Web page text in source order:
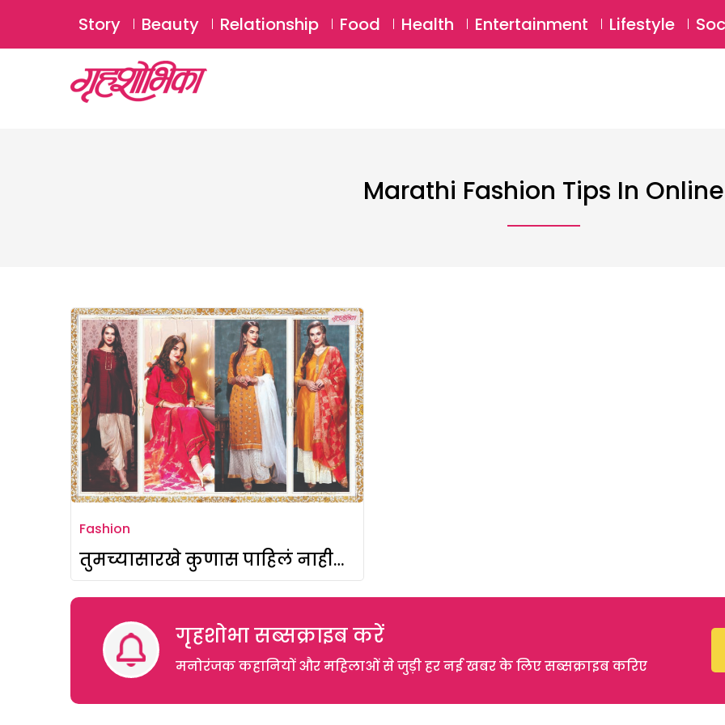
Story Beauty Relationship Food Health Entertainment Lifestyle
Marathi Fashion Tips In Online
Fashion
तुमच्यासारखे कुणास पाहिलं नाही…
गृहशोभा सब्सक्राइब करें
मनोरंजक कहानियों और महिलाओं से जुड़ी हर नई खबर के लिए सब्सक्राइब करिए